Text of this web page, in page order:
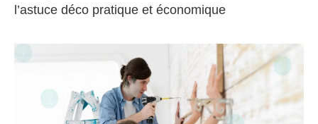
l’astuce déco pratique et économique